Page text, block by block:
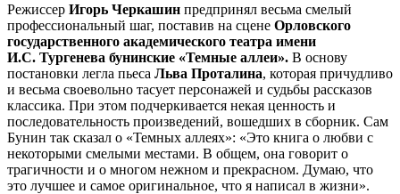
Режиссер Игорь Черкашин предпринял весьма смелый
профессиональный шаг, поставив на сцене Орловского
государственного академического театра имени
И.С. Тургенева бунинские «Темные аллеи». В основу
постановки легла пьеса Льва Проталина, которая причудливо
и весьма своевольно тасует персонажей и судьбы рассказов
классика. При этом подчеркивается некая ценность и
последовательность произведений, вошедших в сборник. Сам
Бунин так сказал о «Темных аллеях»: «Это книга о любви с
некоторыми смелыми местами. В общем, она говорит о
трагичности и о многом нежном и прекрасном. Думаю, что
это лучшее и самое оригинальное, что я написал в жизни».